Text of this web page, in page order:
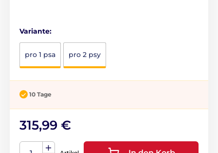
Variante:
pro 1 psa pro 2 psy
10 Tage
315,99 €